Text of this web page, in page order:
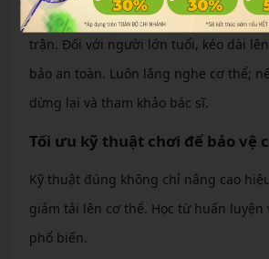
cường độ cao. Cường độ nên nhẹ,
trận. Đối với người lớn tuổi, kéo dài
bảo an toàn. Luôn lắng nghe cơ thể;
dừng lại và tham khảo bác sĩ.
Tối ưu kỹ thuật chơi để bảo vệ
Kỹ thuật đúng không chỉ nâng cao
giảm tải lên cơ thể. Học từ huấn luyện
phổ biến.